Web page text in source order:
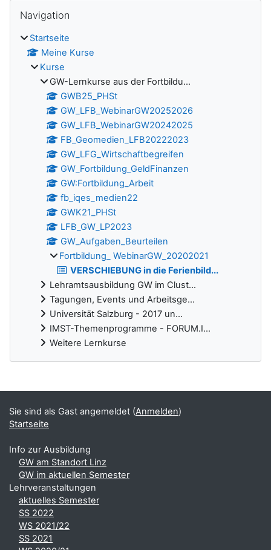
Navigation
Startseite
Meine Kurse
Kurse
GW-Lernkurse aus der Fortbildu...
GWB25_PHSt
GW_LFB_WebinarGW20252026
GW_LFB_WebinarGW20242025
FB_Geomedien_LFB20222023
GW_LFG_Wirtschaftbegreifen
GW_Fortbildung_GeldFinanzen
GW:Fortbildung_Arbeit
fb_iqes_medien22
GWK21_PHSt
LFB_GW_LP2023
GW_Aufgaben_Beurteilen
Fortbildung_ WebinarGW_20202021
VERSCHIEBUNG in die Ferienbild...
Lehramtsausbildung GW im Clust...
Tagungen, Events und Arbeitsge...
Universität Salzburg - 2017 un...
IMST-Themenprogramme - FORUM.I...
Weitere Lernkurse
Ergänzungsblöcke
Sie sind als Gast angemeldet (Anmelden)
Startseite
Info zur Ausbildung
GW am Standort Linz
GW im aktuellen Semester
Lehrveranstaltungen
aktuelles Semester
SS 2022
WS 2021/22
SS 2021